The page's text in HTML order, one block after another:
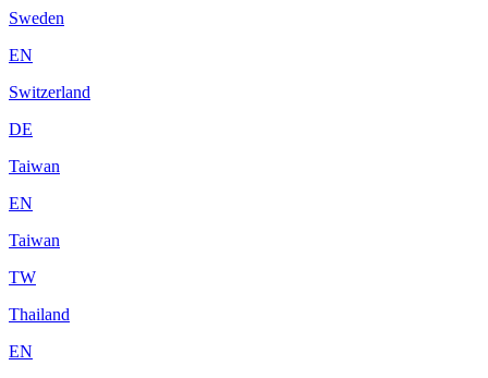
Sweden
EN
Switzerland
DE
Taiwan
EN
Taiwan
TW
Thailand
EN